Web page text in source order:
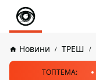
Новини ТРЕШ
ТОПТЕМА: